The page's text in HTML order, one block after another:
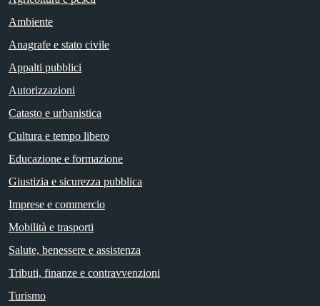
Ambiente
Anagrafe e stato civile
Appalti pubblici
Autorizzazioni
Catasto e urbanistica
Cultura e tempo libero
Educazione e formazione
Giustizia e sicurezza pubblica
Imprese e commercio
Mobilità e trasporti
Salute, benessere e assistenza
Tributi, finanze e contravvenzioni
Turismo